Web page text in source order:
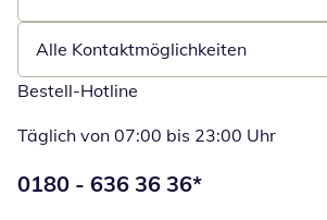
Öffnet E-Mail-Client
Alle Kontaktmöglichkeiten
Bestell-Hotline
Täglich von 07:00 bis 23:00 Uhr
Telefonnummer:
0180 - 636 36 36*